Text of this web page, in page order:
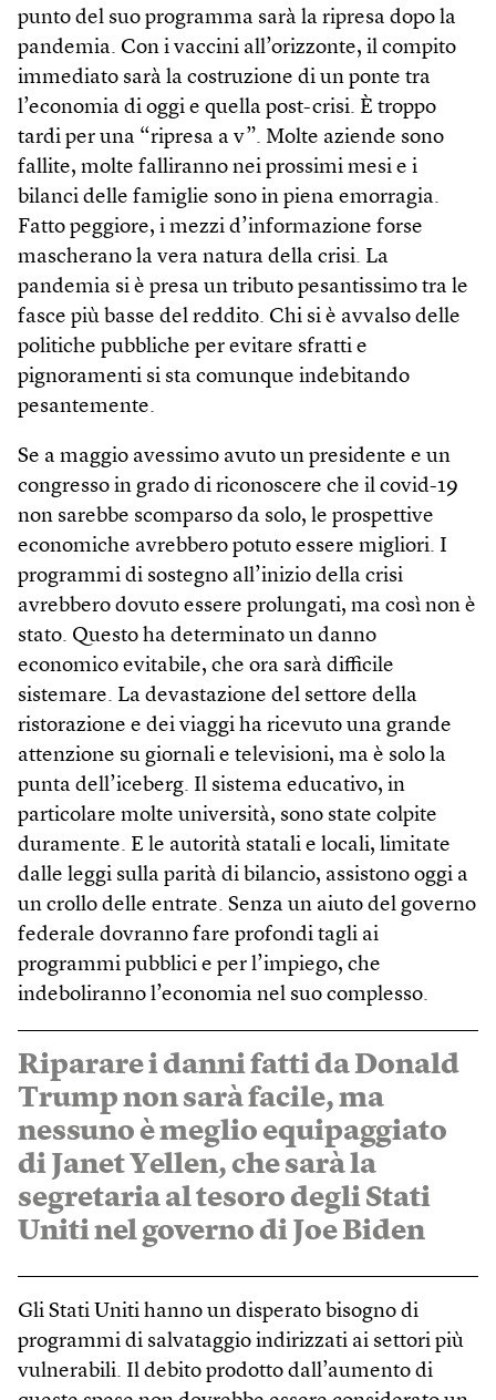
punto del suo programma sarà la ripresa dopo la
pandemia. Con i vaccini all’orizzonte, il compito
immediato sarà la costruzione di un ponte tra
l’economia di oggi e quella post-crisi. È troppo
tardi per una “ripresa a v”. Molte aziende sono
fallite, molte falliranno nei prossimi mesi e i
bilanci delle famiglie sono in piena emorragia.
Fatto peggiore, i mezzi d’informazione forse
mascherano la vera natura della crisi. La
pandemia si è presa un tributo pesantissimo tra le
fasce più basse del reddito. Chi si è avvalso delle
politiche pubbliche per evitare sfratti e
pignoramenti si sta comunque indebitando
pesantemente.
Se a maggio avessimo avuto un presidente e un
congresso in grado di riconoscere che il covid-19
non sarebbe scomparso da solo, le prospettive
economiche avrebbero potuto essere migliori. I
programmi di sostegno all’inizio della crisi
avrebbero dovuto essere prolungati, ma così non è
stato. Questo ha determinato un danno
economico evitabile, che ora sarà difficile
sistemare. La devastazione del settore della
ristorazione e dei viaggi ha ricevuto una grande
attenzione su giornali e televisioni, ma è solo la
punta dell’iceberg. Il sistema educativo, in
particolare molte università, sono state colpite
duramente. E le autorità statali e locali, limitate
dalle leggi sulla parità di bilancio, assistono oggi a
un crollo delle entrate. Senza un aiuto del governo
federale dovranno fare profondi tagli ai
programmi pubblici e per l’impiego, che
indeboliranno l’economia nel suo complesso.
Riparare i danni fatti da Donald
Trump non sarà facile, ma
nessuno è meglio equipaggiato
di Janet Yellen, che sarà la
segretaria al tesoro degli Stati
Uniti nel governo di Joe Biden
Gli Stati Uniti hanno un disperato bisogno di
programmi di salvataggio indirizzati ai settori più
vulnerabili. Il debito prodotto dall’aumento di